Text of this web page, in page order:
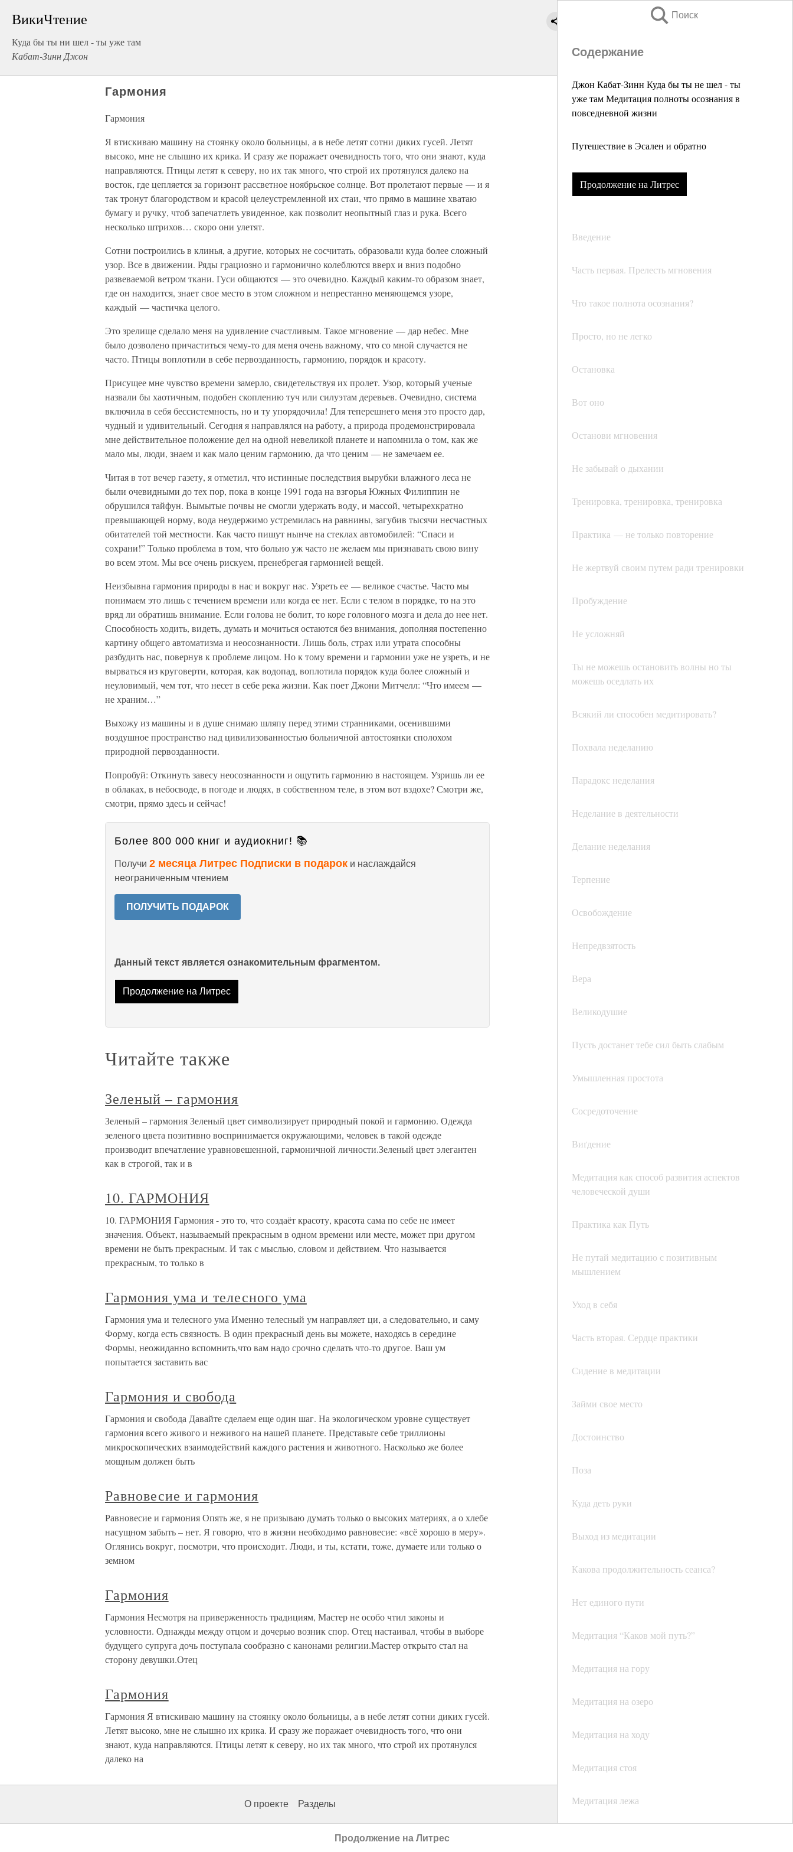
ВикиЧтение
Куда бы ты ни шел - ты уже там
Кабат-Зинн Джон
Поиск
Содержание
Джон Кабат-Зинн Куда бы ты не шел - ты
уже там Медитация полноты осознания в
повседневной жизни
Путешествие в Эсален и обратно
Продолжение на Литрес
Введение
Часть первая. Прелесть мгновения
Что такое полнота осознания?
Просто, но не легко
Остановка
Вот оно
Останови мгновения
Не забывай о дыхании
Тренировка, тренировка, тренировка
Практика — не только повторение
Не жертвуй своим путем ради тренировки
Пробуждение
Не усложняй
Ты не можешь остановить волны но ты
можешь оседлать их
Всякий ли способен медитировать?
Похвала неделанию
Парадокс неделания
Неделание в деятельности
Делание неделания
Терпение
Освобождение
Непредвзятость
Вера
Великодушие
Пусть достанет тебе сил быть слабым
Умышленная простота
Сосредоточение
Виґдение
Медитация как способ развития аспектов
человеческой души
Практика как Путь
Не путай медитацию с позитивным
мышлением
Уход в себя
Часть вторая. Сердце практики
Сидение в медитации
Займи свое место
Достоинство
Поза
Куда деть руки
Выход из медитации
Какова продолжительность сеанса?
Нет единого пути
Медитация “Каков мой путь?”
Медитация на гору
Медитация на озеро
Медитация на ходу
Медитация стоя
Медитация лежа
Гармония
Гармония
Я втискиваю машину на стоянку около больницы, а в небе летят сотни диких гусей. Летят
высоко, мне не слышно их крика. И сразу же поражает очевидность того, что они знают, куда
направляются. Птицы летят к северу, но их так много, что строй их протянулся далеко на
восток, где цепляется за горизонт рассветное ноябрьское солнце. Вот пролетают первые — и я
так тронут благородством и красой целеустремленной их стаи, что прямо в машине хватаю
бумагу и ручку, чтоб запечатлеть увиденное, как позволит неопытный глаз и рука. Всего
несколько штрихов… скоро они улетят.
Сотни построились в клинья, а другие, которых не сосчитать, образовали куда более сложный
узор. Все в движении. Ряды грациозно и гармонично колеблются вверх и вниз подобно
развеваемой ветром ткани. Гуси общаются — это очевидно. Каждый каким-то образом знает,
где он находится, знает свое место в этом сложном и непрестанно меняющемся узоре,
каждый — частичка целого.
Это зрелище сделало меня на удивление счастливым. Такое мгновение — дар небес. Мне
было дозволено причаститься чему-то для меня очень важному, что со мной случается не
часто. Птицы воплотили в себе первозданность, гармонию, порядок и красоту.
Присущее мне чувство времени замерло, свидетельствуя их пролет. Узор, который ученые
назвали бы хаотичным, подобен скоплению туч или силуэтам деревьев. Очевидно, система
включила в себя бессистемность, но и ту упорядочила! Для теперешнего меня это просто дар,
чудный и удивительный. Сегодня я направлялся на работу, а природа продемонстрировала
мне действительное положение дел на одной невеликой планете и напомнила о том, как же
мало мы, люди, знаем и как мало ценим гармонию, да что ценим — не замечаем ее.
Читая в тот вечер газету, я отметил, что истинные последствия вырубки влажного леса не
были очевидными до тех пор, пока в конце 1991 года на взгорья Южных Филиппин не
обрушился тайфун. Вымытые почвы не смогли удержать воду, и массой, четырехкратно
превышающей норму, вода неудержимо устремилась на равнины, загубив тысячи несчастных
обитателей той местности. Как часто пишут нынче на стеклах автомобилей: “Спаси и
сохрани!” Только проблема в том, что больно уж часто не желаем мы признавать свою вину
во всем этом. Мы все очень рискуем, пренебрегая гармонией вещей.
Неизбывна гармония природы в нас и вокруг нас. Узреть ее — великое счастье. Часто мы
понимаем это лишь с течением времени или когда ее нет. Если с телом в порядке, то на это
вряд ли обратишь внимание. Если голова не болит, то коре головного мозга и дела до нее нет.
Способность ходить, видеть, думать и мочиться остаются без внимания, дополняя постепенно
картину общего автоматизма и неосознанности. Лишь боль, страх или утрата способны
разбудить нас, повернув к проблеме лицом. Но к тому времени и гармонии уже не узреть, и не
вырваться из круговерти, которая, как водопад, воплотила порядок куда более сложный и
неуловимый, чем тот, что несет в себе река жизни. Как поет Джони Митчелл: “Что имеем —
не храним…”
Выхожу из машины и в душе снимаю шляпу перед этими странниками, осенившими
воздушное пространство над цивилизованностью больничной автостоянки сполохом
природной первоздан­ности.
Попробуй: Откинуть завесу неосознанности и ощутить гармонию в настоящем. Узришь ли ее
в облаках, в небосводе, в погоде и людях, в собственном теле, в этом вот вздохе? Смотри же,
смотри, прямо здесь и сейчас!
Более 800 000 книг и аудиокниг! 📚
Получи 2 месяца Литрес Подписки в подарок и наслаждайся
неограниченным чтением
ПОЛУЧИТЬ ПОДАРОК
Данный текст является ознакомительным фрагментом.
Продолжение на Литрес
Читайте также
Зеленый – гармония
Зеленый – гармония Зеленый цвет символизирует природный покой и гармонию. Одежда
зеленого цвета позитивно воспринимается окружающими, человек в такой одежде
производит впечатление уравновешенной, гармоничной личности.Зеленый цвет элегантен
как в строгой, так и в
10. ГАРМОНИЯ
10. ГАРМОНИЯ Гармония - это то, что создаёт красоту, красота сама по себе не имеет
значения. Объект, называемый прекрасным в одном времени или месте, может при другом
времени не быть прекрасным. И так с мыслью, словом и действием. Что называется
прекрасным, то только в
Гармония ума и телесного ума
Гармония ума и телесного ума Именно телесный ум направляет ци, а следовательно, и саму
Форму, когда есть связность. В один прекрасный день вы можете, находясь в середине
Формы, неожиданно вспомнить,что вам надо срочно сделать что-то другое. Ваш ум
попытается заставить вас
Гармония и свобода
Гармония и свобода Давайте сделаем еще один шаг. На экологическом уровне существует
гармония всего живого и неживого на нашей планете. Представьте себе триллионы
микроскопических взаимодействий каждого растения и животного. Насколько же более
мощным должен быть
Равновесие и гармония
Равновесие и гармония Опять же, я не призываю думать только о высоких материях, а о хлебе
насущном забыть – нет. Я говорю, что в жизни необходимо равновесие: «всё хорошо в меру».
Оглянись вокруг, посмотри, что происходит. Люди, и ты, кстати, тоже, думаете или только о
земном
Гармония
Гармония Несмотря на приверженность традициям, Мастер не особо чтил законы и
условности. Однажды между отцом и дочерью возник спор. Отец настаивал, чтобы в выборе
будущего супруга дочь поступала сообразно с канонами религии.Мастер открыто стал на
сторону девушки.Отец
Гармония
Гармония Я втискиваю машину на стоянку около больницы, а в небе летят сотни диких гусей.
Летят высоко, мне не слышно их крика. И сразу же поражает очевидность того, что они
знают, куда направляются. Птицы летят к северу, но их так много, что строй их протянулся
далеко на
О проекте Разделы
Продолжение на Литрес